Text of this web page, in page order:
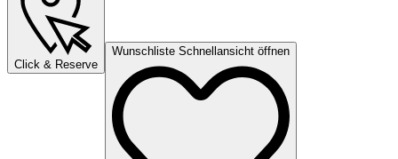
Click & Reserve
Wunschliste Schnellansicht öffnen